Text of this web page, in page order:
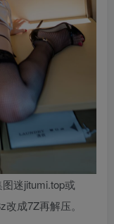
迷jitumi.top或
成7Z再解压。